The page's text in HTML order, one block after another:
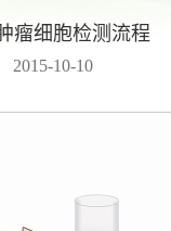
瘤细胞检测流程
2015-10-10